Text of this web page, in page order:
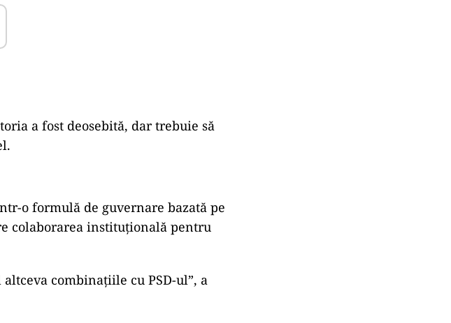
a fost deosebită, dar trebuie să
o formulă de guvernare bazată pe
colaborarea instituțională pentru
combinațiile cu PSD-ul”, a